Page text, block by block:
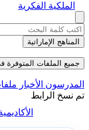
الملكية الفكرية
المناهج الإماراتية
جميع الملفات المتوفرة في
المدرسون الأخبار
تم نسخ الرابط
الأكاديمية